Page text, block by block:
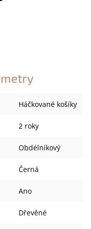
Háčkované košíky
2 roky
Obdélníkový
Černá
Ano
Dřevěné